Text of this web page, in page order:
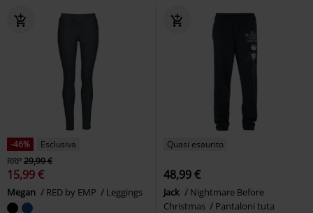
-46%
Esclusiva
RRP29,99 €
15,99 €
Megan RED by EMP Leggings
Quasi esaurito
48,99 €
Jack
Nightmare Before
Christmas
Pantaloni tuta